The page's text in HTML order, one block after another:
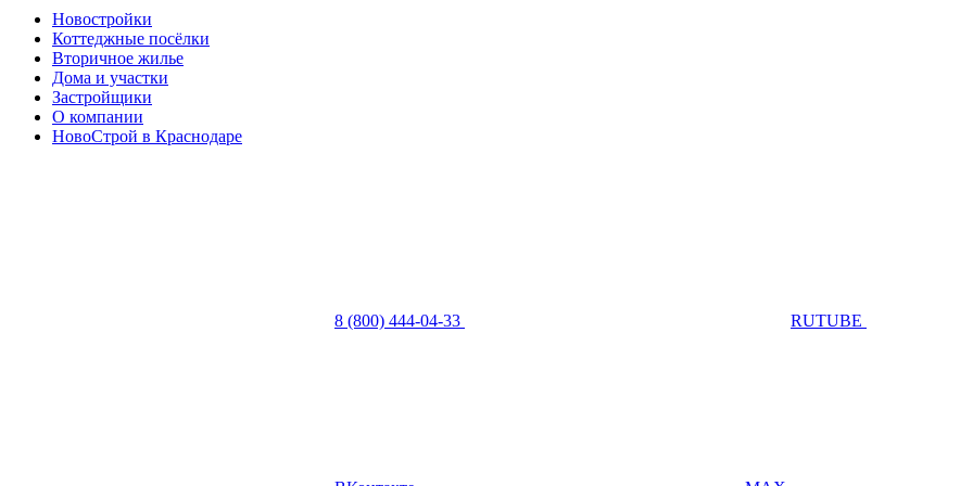
Новостройки
Коттеджные посёлки
Вторичное жилье
Дома и участки
Застройщики
О компании
НовоСтрой в Краснодаре
8 (800) 444-04-33 RUTUBE